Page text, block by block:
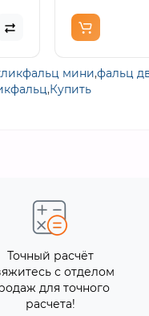
мини,фальц
,Купить
Точный расчёт
с отделом
для точного
расчета!